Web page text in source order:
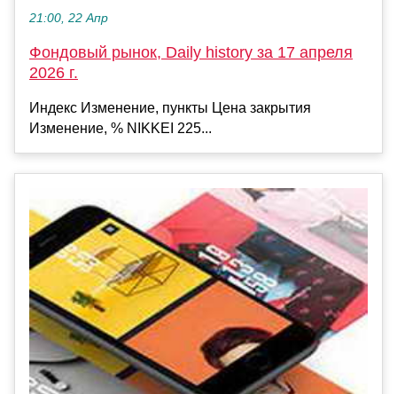
21:00, 22 Апр
Фондовый рынок, Daily history за 17 апреля
2026 г.
Индекс Изменение, пункты Цена закрытия
Изменение, % NIKKEI 225...